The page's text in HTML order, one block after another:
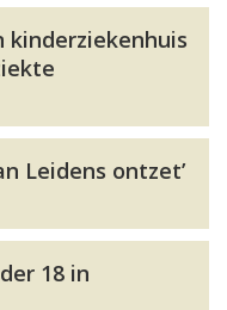
Leidens ontzet’
18 in